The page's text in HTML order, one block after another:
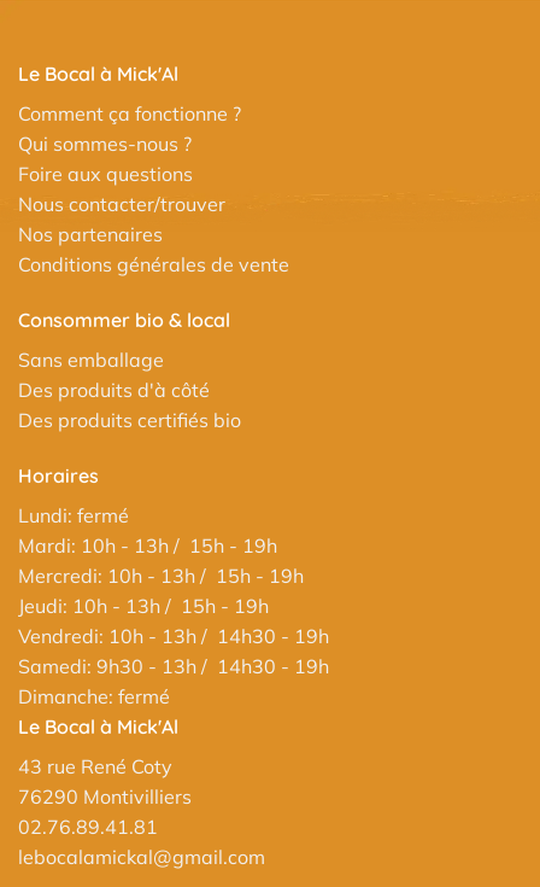
Le Bocal à Mick'Al
Comment ça fonctionne ?
Qui sommes-nous ?
Foire aux questions
Nous contacter/trouver
Nos partenaires
Conditions générales de vente
Consommer bio & local
Sans emballage
Des produits d'à côté
Des produits certifiés bio
Horaires
Lundi: fermé
Mardi: 10h - 13h / 15h - 19h
Mercredi: 10h - 13h / 15h - 19h
Jeudi: 10h - 13h / 15h - 19h
Vendredi: 10h - 13h / 14h30 - 19h
Samedi: 9h30 - 13h / 14h30 - 19h
Dimanche: fermé
Le Bocal à Mick'Al
43 rue René Coty
76290 Montivilliers
02.76.89.41.81
lebocalamickal@gmail.com